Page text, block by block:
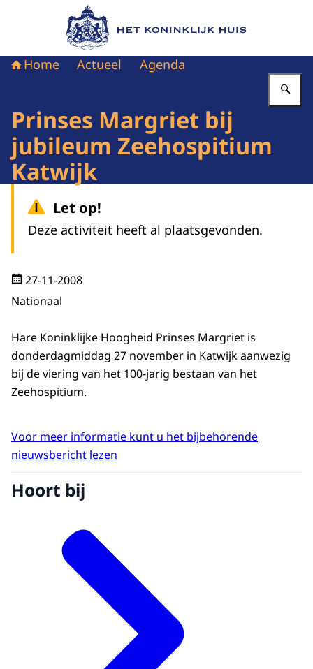
Naar de homepage van Het Koninklijk Huis
Home Actueel Agenda
Prinses Margriet bij
jubileum Zeehospitium
Katwijk
Let op!
Deze activiteit heeft al plaatsgevonden.
27-11-2008
Nationaal
Hare Koninklijke Hoogheid Prinses Margriet is
donderdagmiddag 27 november in Katwijk aanwezig
bij de viering van het 100-jarig bestaan van het
Zeehospitium.
Voor meer informatie kunt u het bijbehorende
nieuwsbericht lezen
Hoort bij